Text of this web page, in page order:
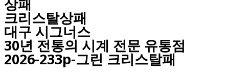
상패
크리스탈상패
대구 시그너스
30년 전통의 시계 전문 유통점
2026-233p-그린 크리스탈패